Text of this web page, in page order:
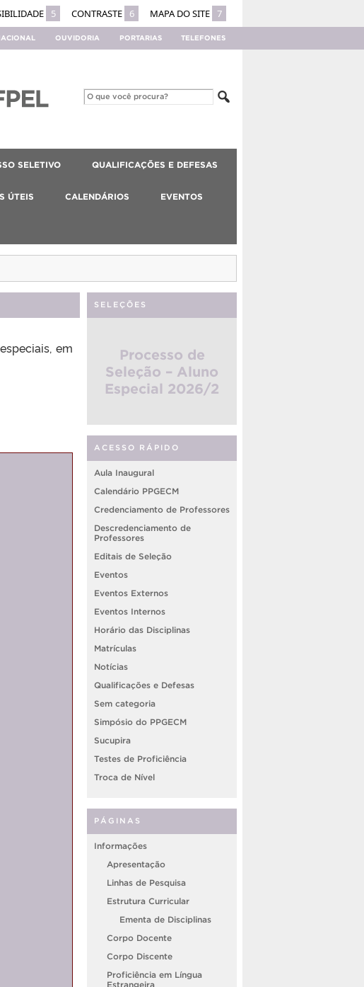
5 CONTRASTE 6 MAPA DO SITE 7
OUVIDORIA PORTARIAS TELEFONES
SELETIVO QUALIFICAÇÕES E DEFESAS
ÚTEIS CALENDÁRIOS EVENTOS
em
SELEÇÕES
Processo de
Seleção – Aluno
Especial 2026/2
ACESSO RÁPIDO
Aula Inaugural
Calendário PPGECM
Credenciamento de Professores
Descredenciamento de
Professores
Editais de Seleção
Eventos
Eventos Externos
Eventos Internos
Horário das Disciplinas
Matrículas
Notícias
Qualificações e Defesas
Sem categoria
Simpósio do PPGECM
Sucupira
Testes de Proficiência
Troca de Nível
PÁGINAS
Informações
Apresentação
Linhas de Pesquisa
Estrutura Curricular
Ementa de Disciplinas
Corpo Docente
Corpo Discente
Proficiência em Língua
Estrangeira